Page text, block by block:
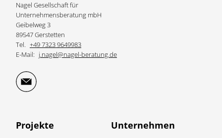
Nagel Gesellschaft für
Unternehmensberatung mbH
Geibelweg 3
89547 Gerstetten
Tel. +49 7323 9649983
E-Mail: j.nagel@nagel-beratung.de
Projekte Unternehmen